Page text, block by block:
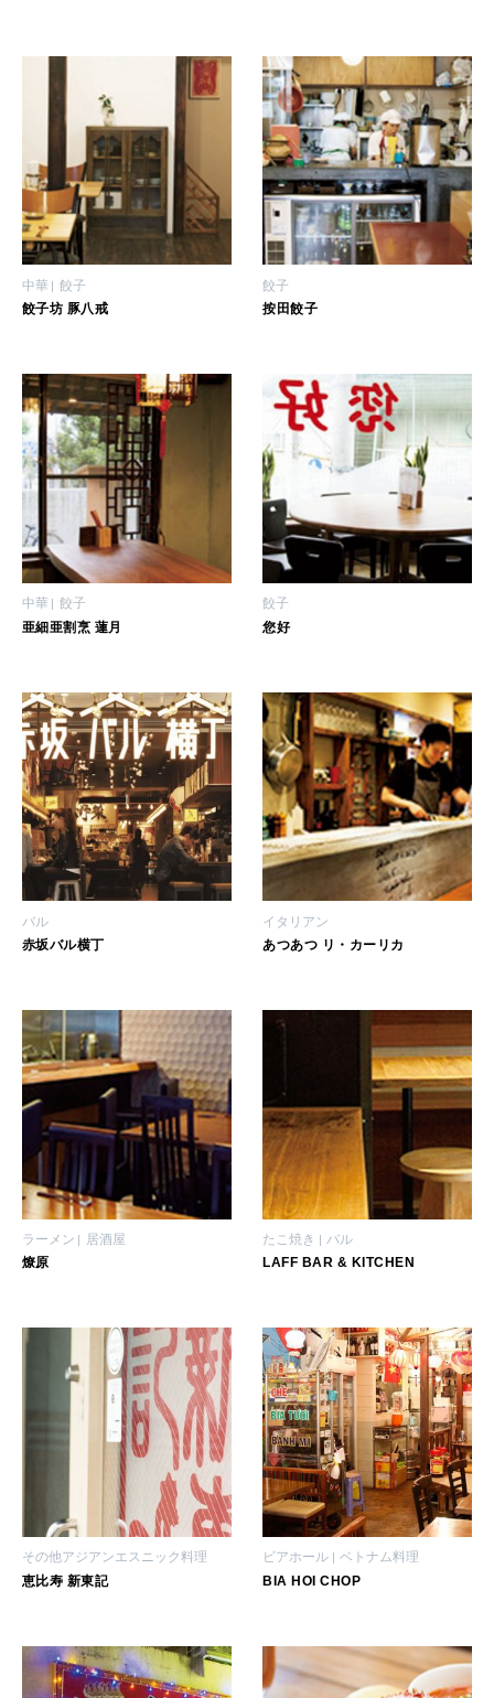
中華 餃子
餃子坊 豚八戒
餃子
按田餃子
中華 餃子
亜細亜割烹 蓮月
餃子
您好
バル
赤坂バル横丁
イタリアン
あつあつ リ・カーリカ
ラーメン 居酒屋
燎原
たこ焼き バル
LAFF BAR & KITCHEN
その他アジアンエスニック料理
恵比寿 新東記
ビアホール ベトナム料理
BIA HOI CHOP